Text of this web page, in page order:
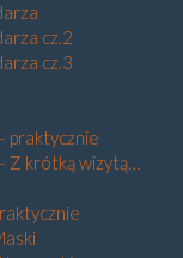
cz.2
cz.3
praktycznie
Z krótką wizytą…